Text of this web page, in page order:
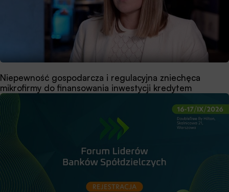
Niepewność gospodarcza i regulacyjna zniechęca
mikrofirmy do finansowania inwestycji kredytem